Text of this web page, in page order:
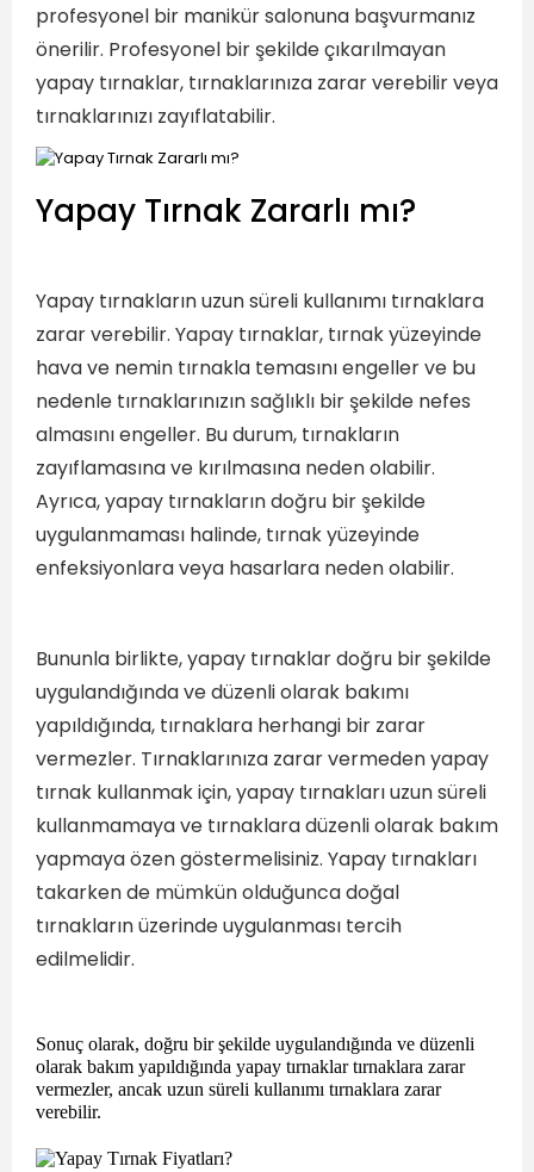
profesyonel bir manikür salonuna başvurmanız
önerilir. Profesyonel bir şekilde çıkarılmayan
yapay tırnaklar, tırnaklarınıza zarar verebilir veya
tırnaklarınızı zayıflatabilir.
Yapay Tırnak Zararlı mı?
Yapay tırnakların uzun süreli kullanımı tırnaklara
zarar verebilir. Yapay tırnaklar, tırnak yüzeyinde
hava ve nemin tırnakla temasını engeller ve bu
nedenle tırnaklarınızın sağlıklı bir şekilde nefes
almasını engeller. Bu durum, tırnakların
zayıflamasına ve kırılmasına neden olabilir.
Ayrıca, yapay tırnakların doğru bir şekilde
uygulanmaması halinde, tırnak yüzeyinde
enfeksiyonlara veya hasarlara neden olabilir.
Bununla birlikte, yapay tırnaklar doğru bir şekilde
uygulandığında ve düzenli olarak bakımı
yapıldığında, tırnaklara herhangi bir zarar
vermezler. Tırnaklarınıza zarar vermeden yapay
tırnak kullanmak için, yapay tırnakları uzun süreli
kullanmamaya ve tırnaklara düzenli olarak bakım
yapmaya özen göstermelisiniz. Yapay tırnakları
takarken de mümkün olduğunca doğal
tırnakların üzerinde uygulanması tercih
edilmelidir.
Sonuç olarak, doğru bir şekilde uygulandığında ve düzenli
olarak bakım yapıldığında yapay tırnaklar tırnaklara zarar
vermezler, ancak uzun süreli kullanımı tırnaklara zarar
verebilir.